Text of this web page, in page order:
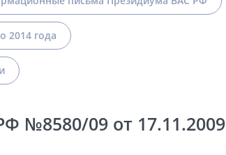
2014 года
№8580/09 от 17.11.2009